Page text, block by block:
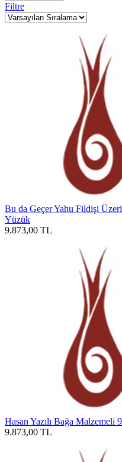
Filtre
Bu da Geçer Yahu Fildişi
Yüzük
9.873,00 TL
Hasan Yazılı Bağa Malzemeli
9.873,00 TL